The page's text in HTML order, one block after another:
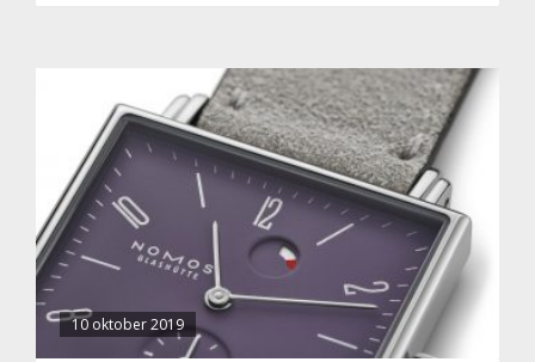
10 oktober 2019